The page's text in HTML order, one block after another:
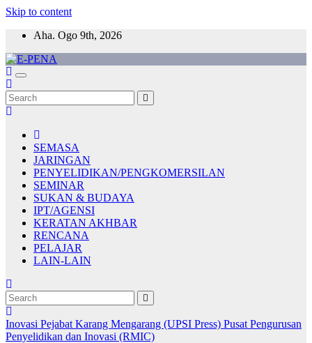
Skip to content
Aha. Ogo 9th, 2026
E-PENA
Berita Digital Terkini
SEMASA
JARINGAN
PENYELIDIKAN/PENGKOMERSILAN
SEMINAR
SUKAN & BUDAYA
IPT/AGENSI
KERATAN AKHBAR
RENCANA
PELAJAR
LAIN-LAIN
Inovasi Pejabat Karang Mengarang (UPSI Press) Pusat Pengurusan
Penyelidikan dan Inovasi (RMIC)